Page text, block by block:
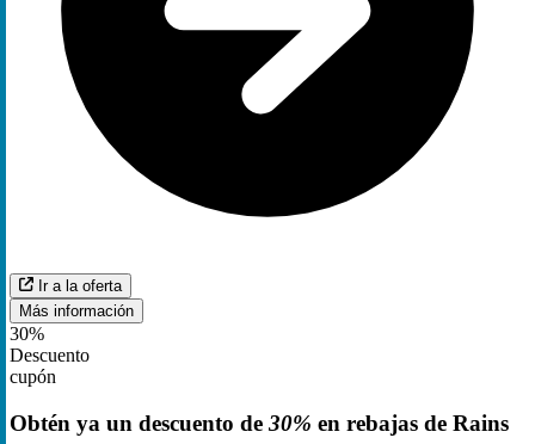
Ir a la oferta
Más información
30%
Descuento
cupón
Obtén ya un descuento de 30% en rebajas de Rains